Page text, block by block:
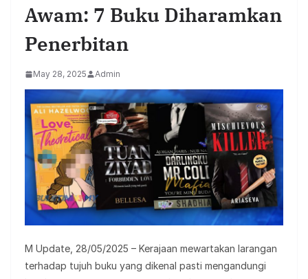
Awam: 7 Buku Diharamkan
Penerbitan
May 28, 2025 Admin
M Update, 28/05/2025 – Kerajaan mewartakan larangan
terhadap tujuh buku yang dikenal pasti mengandungi